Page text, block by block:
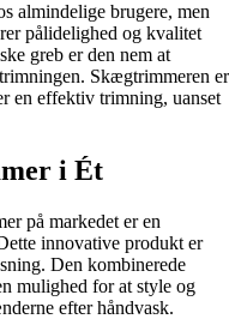
almindelige brugere, men
pålidelighed og kvalitet
greb er den nem at
Skægtrimmeren er
en effektiv trimning, uanset
i Ét
på markedet er en
innovative produkt er
Den kombinerede
mulighed for at style og
efter håndvask.